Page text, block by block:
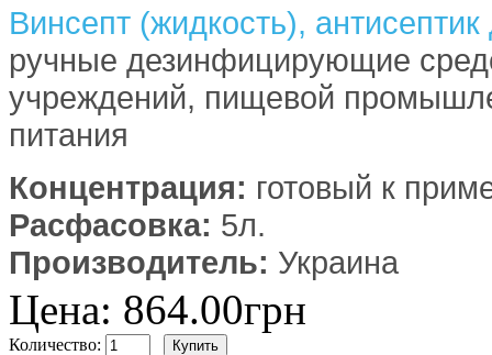
Винсепт (жидкость),
ручные дезинфицирующие
учреждений, пищевой
питания
Концентрация: готовый к
Расфасовка: 5л.
Производитель: Украина
Цена: 864.00грн
Количество: